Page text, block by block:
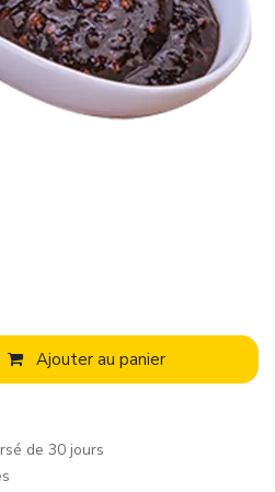
Ajouter au panier
de 30 jours